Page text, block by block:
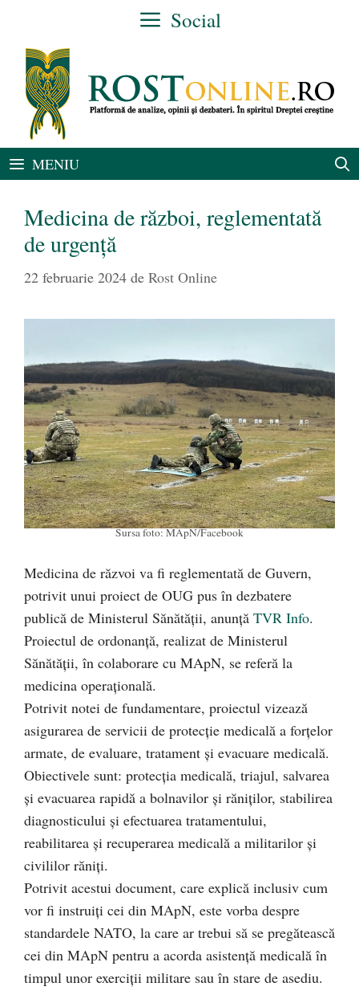
conținut
Social
MENIU
Medicina de război, reglementată
de urgență
22 februarie 2024 de Rost Online
Sursa foto: MApN/Facebook
Medicina de răzvoi va fi reglementată de Guvern,
potrivit unui proiect de OUG pus în dezbatere
publică de Ministerul Sănătății, anunță TVR Info.
Proiectul de ordonanță, realizat de Ministerul
Sănătății, în colaborare cu MApN, se referă la
medicina operațională.
Potrivit notei de fundamentare, proiectul vizează
asigurarea de servicii de protecție medicală a forțelor
armate, de evaluare, tratament și evacuare medicală.
Obiectivele sunt: protecția medicală, triajul, salvarea
și evacuarea rapidă a bolnavilor și răniților, stabilirea
diagnosticului și efectuarea tratamentului,
reabilitarea și recuperarea medicală a militarilor și
civililor răniți.
Potrivit acestui document, care explică inclusiv cum
vor fi instruiți cei din MApN, este vorba despre
standardele NATO, la care ar trebui să se pregătească
cei din MApN pentru a acorda asistență medicală în
timpul unor exerciții militare sau în stare de asediu.